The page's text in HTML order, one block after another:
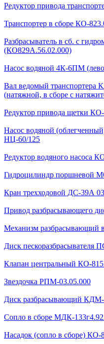
Редуктор привода
Транспортер в сборе КО-
Разбрасыватель в сб. с
(КО829А.56.02.000)
Насос водяной 4К-6ПМ
Вал ведомый транспортера
(натяжной, в сборе с
Редуктор привода щетки
Насос водяной
НЦ-60/125
Редуктор водяного насоса
Гидроцилиндр поршневой
Кран трехходовой ДС-39А
Привод разбрасывающего
Механизм разбрасывающий
Диск пескоразбрасывателя
Клапан центральный КО-
Звездочка РПМ-03.05.000
Диск разбрасывающий КДМ-
Сопло в сборе МДК-
Насадок (сопло в сборе) КО-